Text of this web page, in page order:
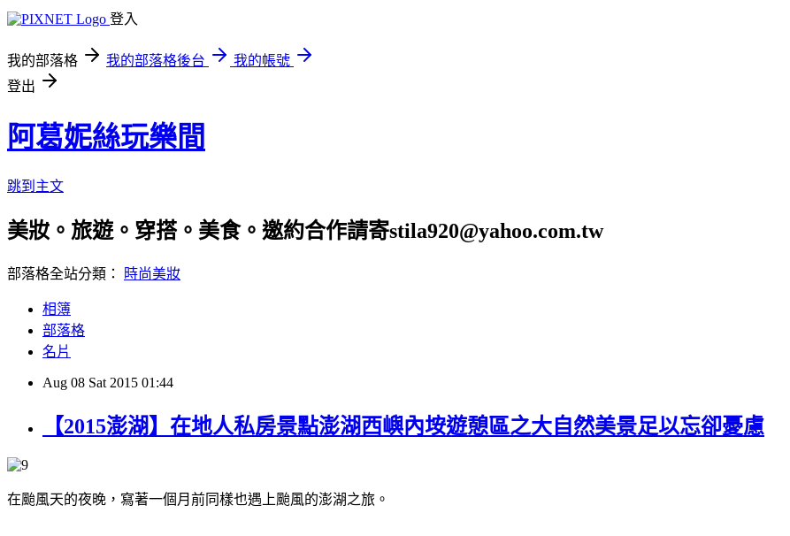
登入
我的部落格 我的部落格後台
我的帳號
登出
阿葛妮絲玩樂間
跳到主文
美妝。旅遊。穿搭。美食。邀約合作請寄stila920@yahoo.com.tw
部落格全站分類： 時尚美妝
相簿
部落格
名片
Aug 08 Sat 2015 01:44
【2015澎湖】在地人私房景點澎湖西嶼內垵遊憩區之大自然美景足以忘卻憂慮
在颱風天的夜晚，寫著一個月前同樣也遇上颱風的澎湖之旅。